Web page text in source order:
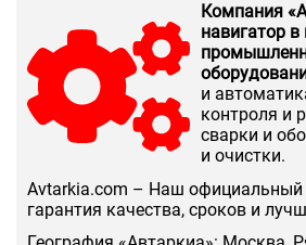
Компания
навигатор
и
контроля и
сварки и
и очистки.
Аvtarkia.com – Наш официальный
гарантия качества, сроков и